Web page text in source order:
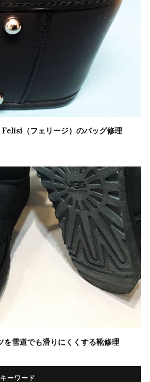
（フェリージ）のバッグ修理
を雪道でも滑りにくくする靴修理
キーワード